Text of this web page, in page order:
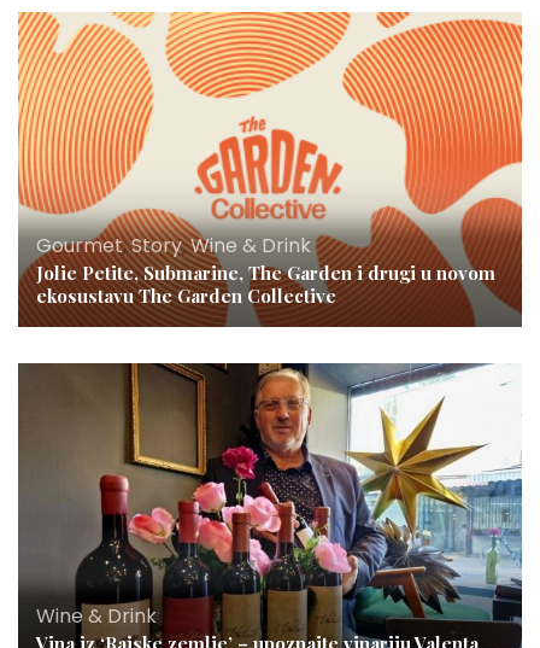
Gourmet,Story,Wine & Drink
Jolie Petite, Submarine, The Garden i drugi u novom
ekosustavu The Garden Collective
Wine & Drink
Vina iz ‘Rajske zemlje’ – upoznajte vinariju Valenta